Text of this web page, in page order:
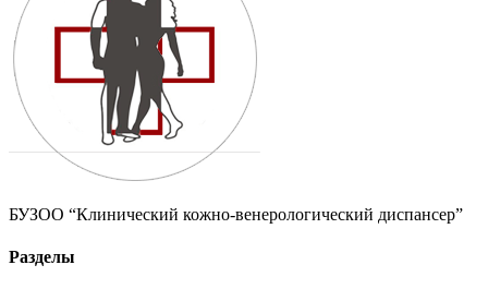
БУЗОО “Клинический кожно-венерологический диспансер”
Разделы